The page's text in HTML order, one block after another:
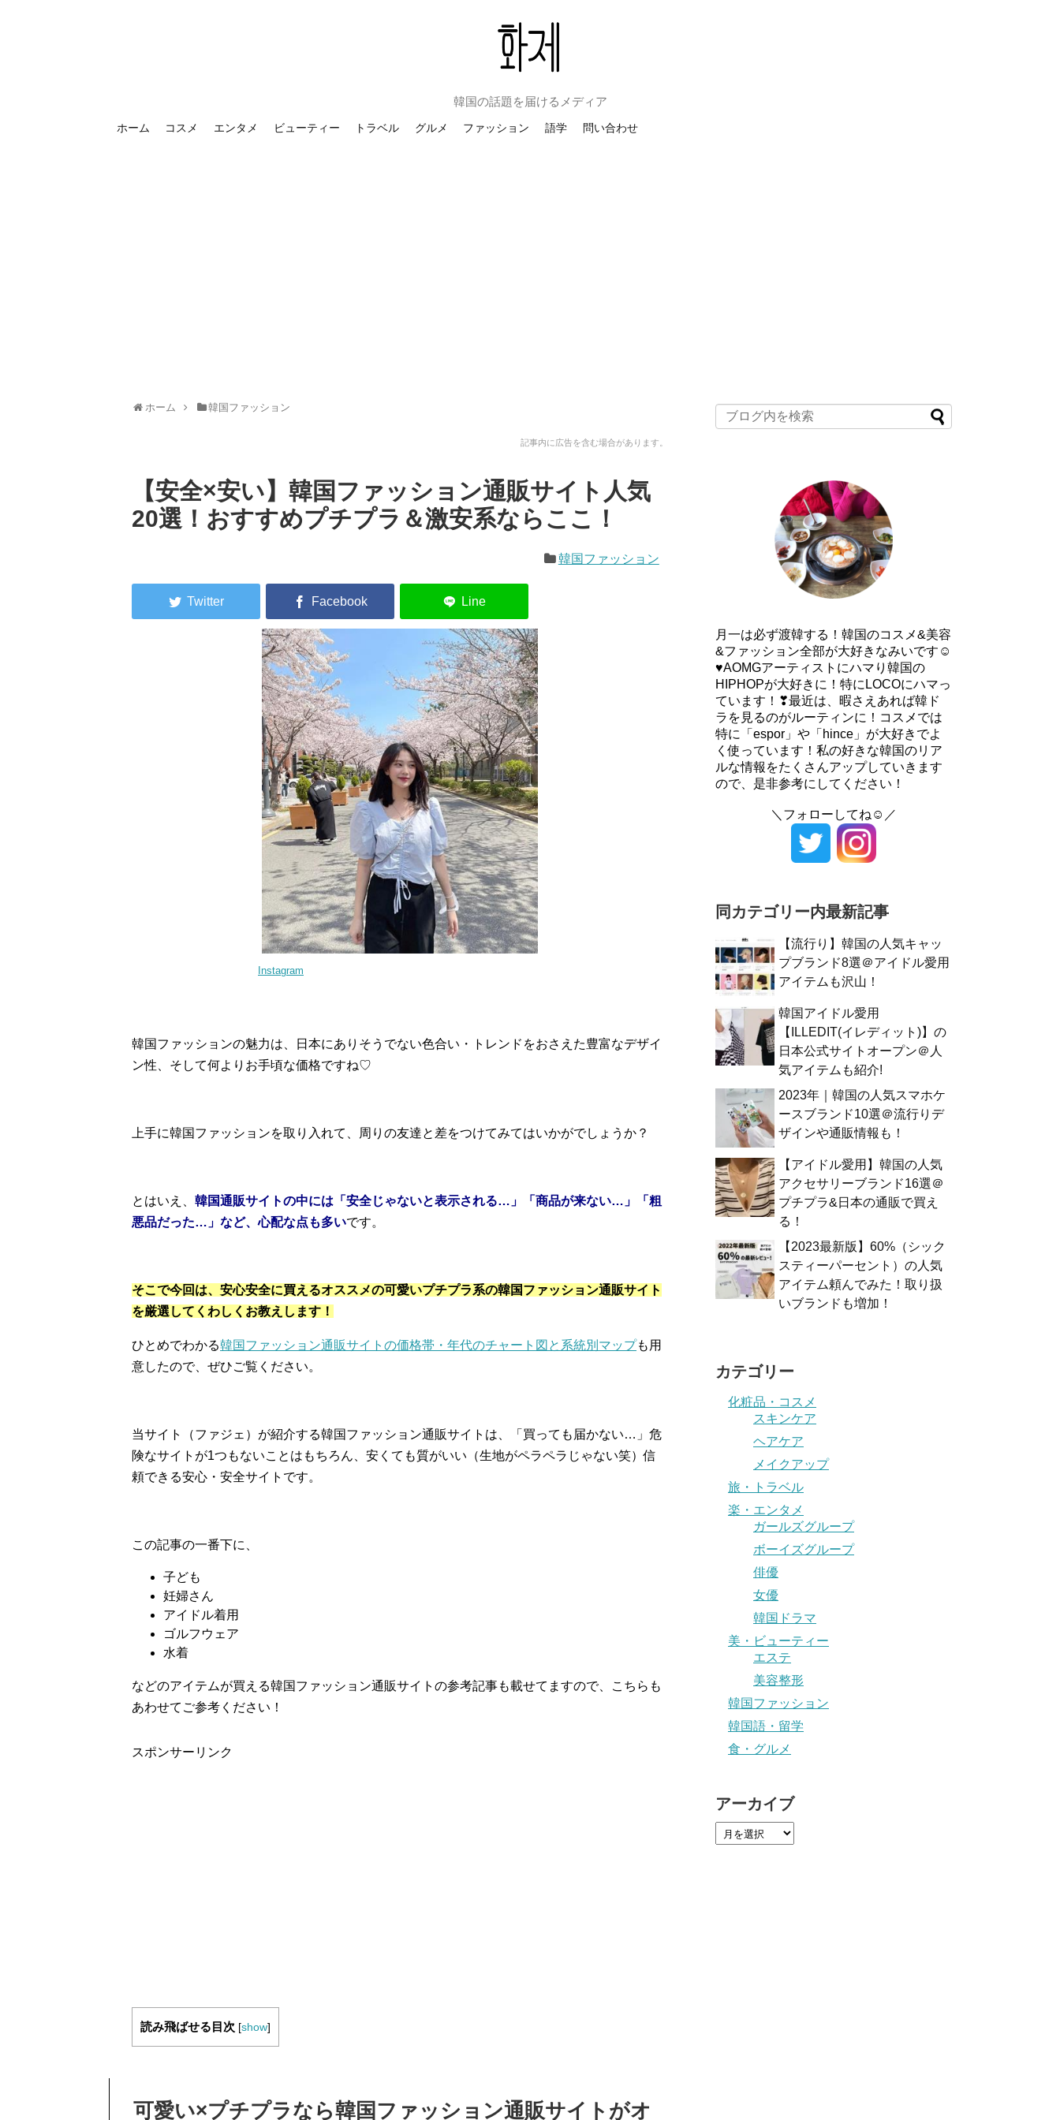
韓国の話題を届けるメディア
ホーム コスメ エンタメ ビューティー トラベル グルメ ファッション 語学 問い合わせ
ホーム 韓国ファッション
記事内に広告を含む場合があります。
【安全×安い】韓国ファッション通販サイト人気
20選！おすすめプチプラ＆激安系ならここ！
韓国ファッション
Instagram
韓国ファッションの魅力は、日本にありそうでない色合い・トレンドをおさえた豊富なデザイ
ン性、そして何よりお手頃な価格ですね♡
上手に韓国ファッションを取り入れて、周りの友達と差をつけてみてはいかがでしょうか？
とはいえ、 韓国通販サイトの中には「安全じゃないと表示される…」「商品が来ない…」「粗
悪品だった…」など、心配な点も多いです。
そこで今回は、安心安全に買えるオススメの可愛いプチプラ系の韓国ファッション通販サイト
を厳選してくわしくお教えします！
ひとめでわかる韓国ファッション通販サイトの価格帯・年代のチャート図と系統別マップも用
意したので、ぜひご覧ください。
当サイト（ファジェ）が紹介する韓国ファッション通販サイトは、「買っても届かない…」危
険なサイトが1つもないことはもちろん、安くても質がいい（生地がペラペラじゃない笑）信
頼できる安心・安全サイトです。
この記事の一番下に、
子ども
妊婦さん
アイドル着用
ゴルフウェア
水着
などのアイテムが買える韓国ファッション通販サイトの参考記事も載せてますので、こちらも
あわせてご参考ください！
スポンサーリンク
読み飛ばせる目次 [show]
可愛い×プチプラなら韓国ファッション通販サイトがオ
月一は必ず渡韓する！韓国のコスメ&美容
&ファッション全部が大好きなみいです☺
♥AOMGアーティストにハマり韓国の
HIPHOPが大好きに！特にLOCOにハマっ
ています！❣最近は、暇さえあれば韓ド
ラを見るのがルーティンに！コスメでは
特に「espor」や「hince」が大好きでよ
く使っています！私の好きな韓国のリア
ルな情報をたくさんアップしていきます
ので、是非参考にしてください！
＼フォローしてね☺／
同カテゴリー内最新記事
【流行り】韓国の人気キャッ
プブランド8選＠アイドル愛用
アイテムも沢山！
韓国アイドル愛用
【ILLEDIT(イレディット)】の
日本公式サイトオープン＠人
気アイテムも紹介!
2023年｜韓国の人気スマホケ
ースブランド10選＠流行りデ
ザインや通販情報も！
【アイドル愛用】韓国の人気
アクセサリーブランド16選＠
プチプラ&日本の通販で買え
る！
【2023最新版】60%（シック
スティーパーセント）の人気
アイテム頼んでみた！取り扱
いブランドも増加！
カテゴリー
化粧品・コスメ
スキンケア
ヘアケア
メイクアップ
旅・トラベル
楽・エンタメ
ガールズグループ
ボーイズグループ
俳優
女優
韓国ドラマ
美・ビューティー
エステ
美容整形
韓国ファッション
韓国語・留学
食・グルメ
アーカイブ